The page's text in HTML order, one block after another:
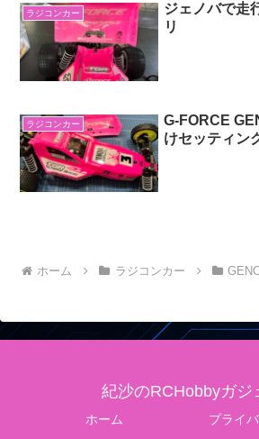
ラジコンカー
ジェノバで走
リ
ラジコンカー
G-FORCE
けセッティン
ホーム ラジコンカー
紀沙のRCHobbyガジ
ホーム
プライ